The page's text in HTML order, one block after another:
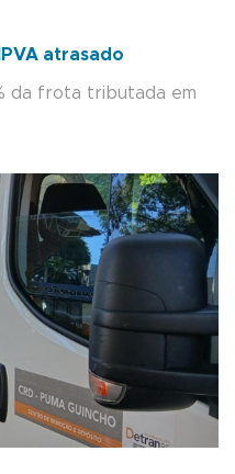
atrasado
da frota tributada em